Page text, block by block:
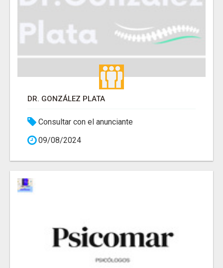
DR. GONZÁLEZ PLATA
Consultar con el anunciante
09/08/2024